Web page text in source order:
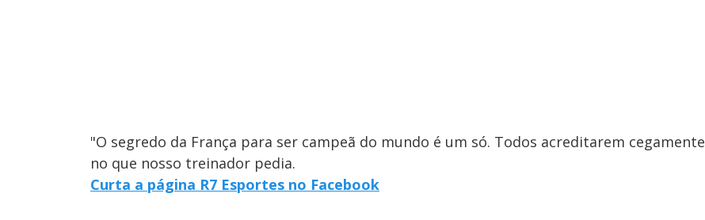
"O segredo da França para ser campeã do mundo é um só. Todos acreditarem cegamente
no que nosso treinador pedia.
Curta a página R7 Esportes no Facebook